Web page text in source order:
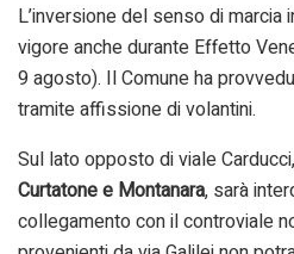
L’inversione del senso di marcia
vigore anche durante Effetto
9 agosto). Il Comune ha
tramite affissione di volantini.
Sul lato opposto di viale Carducci,
Curtatone e Montanara, sarà
collegamento con il controviale